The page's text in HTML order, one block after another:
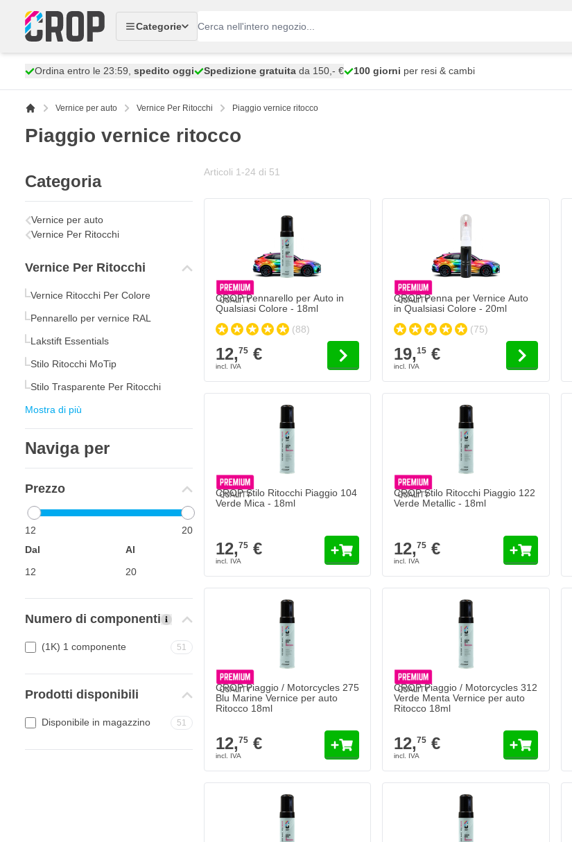
Categorie
Ordina entro le 23:59, spedito oggi Spedizione gratuita da 150,- € 100 giorni per resi & cambi
Vernice per auto Vernice Per Ritocchi Piaggio vernice ritocco
Piaggio vernice ritocco
Categoria
Vernice per auto
Vernice Per Ritocchi
Vernice Per Ritocchi
Vernice Ritocchi Per Colore
Pennarello per vernice RAL
Lakstift Essentials
Stilo Ritocchi MoTip
Stilo Trasparente Per Ritocchi
Mostra di più
Naviga per
Prezzo
12
20
Dal
Al
Numero di componenti
(1K) 1 componente 51
Prodotti disponibili
Disponibile in magazzino 51
Articoli 1 -24 di 51
CROP Pennarello per Auto in
Qualsiasi Colore - 18ml
(88)
12,75€
CROP Penna per Vernice Auto
in Qualsiasi Colore - 20ml
(75)
19,15 €
CROP Stilo Ritocchi Piaggio 104
Verde Mica - 18ml
12,75€
CROP Stilo Ritocchi Piaggio 122
Verde Metallic - 18ml
12,75 €
CROP Piaggio / Motorcycles 275
Blu Marine Vernice per auto
Ritocco 18ml
12,75€
CROP Piaggio / Motorcycles 312
Verde Menta Vernice per auto
Ritocco 18ml
12,75 €